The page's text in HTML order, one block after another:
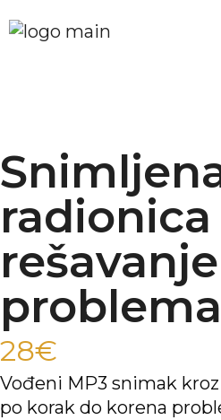
radionica
rešavanje
28€
Vođeni MP3 snimak
po korak do korena